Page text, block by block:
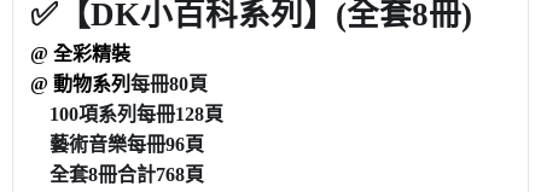
✅【DK小百科系列】 (全套8冊)
@ 全彩精裝
@ 動物系列 每冊80頁
100項系列每冊128頁
藝術音樂每冊96頁
全套8冊合計768頁